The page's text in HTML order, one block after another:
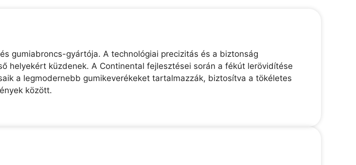
gumiabroncs-gyártója. A technológiai precizitás és a biztonság
helyekért küzdenek. A Continental fejlesztései során a fékút lerövidítése
a legmodernebb gumikeverékeket tartalmazzák, biztosítva a tökéletes
között.